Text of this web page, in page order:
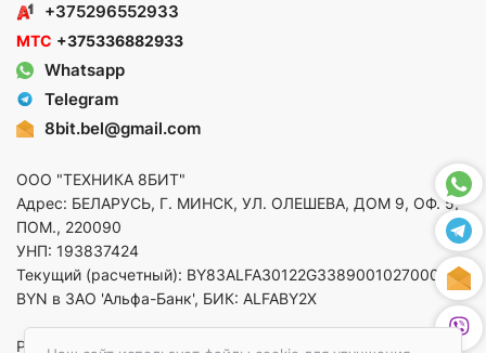
+375296552933
МТС +375336882933
Whatsapp
Telegram
8bit.bel@gmail.com
ООО "ТЕХНИКА 8БИТ"
Адрес: БЕЛАРУСЬ, Г. МИНСК, УЛ. ОЛЕШЕВА, ДОМ 9, ОФ. 5,
ПОМ., 220090
УНП: 193837424
Текущий (расчетный): BY83ALFA30122G33890010270000 в
BYN в ЗАО 'Альфа-Банк', БИК: ALFABY2X
Регистрация в торговом реестре от 14.08.2025 Минский